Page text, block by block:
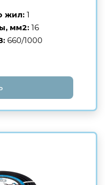
жил: 1
мм2: 16
660/1000